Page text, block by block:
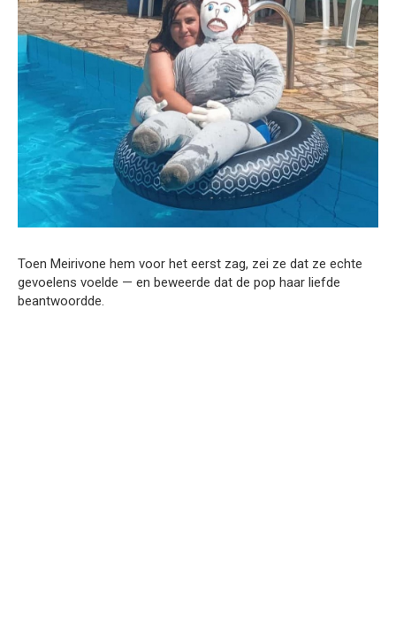
Toen Meirivone hem voor het eerst zag, zei ze dat ze echte
gevoelens voelde — en beweerde dat de pop haar liefde
beantwoordde.